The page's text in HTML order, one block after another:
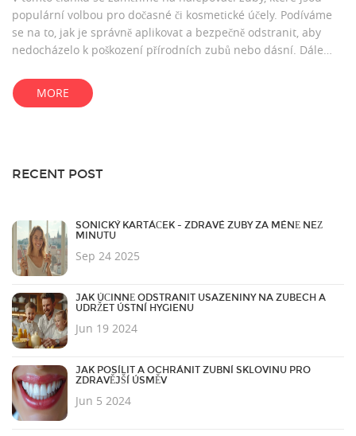
populární volbou pro dočasné či kosmetické účely. Podíváme
se na to, jak je správně aplikovat a bezpečně odstranit, aby
nedocházelo k poškození přírodních zubů nebo dásní. Dále
zubů. Naučíte se, jaké materiály a metody jsou nejvhodnější
pro dlouhodobé nošení a jak se vyhnout potenciálním
MORE
RECENT POST
SONICKÝ KARTÁČEK - ZDRAVÉ ZUBY ZA MÉNĚ NEŽ
MINUTU
Sep 24 2025
JAK ÚČINNĚ ODSTRANIT USAZENINY NA ZUBECH A
UDRŽET ÚSTNÍ HYGIENU
Jun 19 2024
JAK POSÍLIT A OCHRÁNIT ZUBNÍ SKLOVINU PRO
ZDRAVĚJŠÍ ÚSMĚV
Jun 5 2024